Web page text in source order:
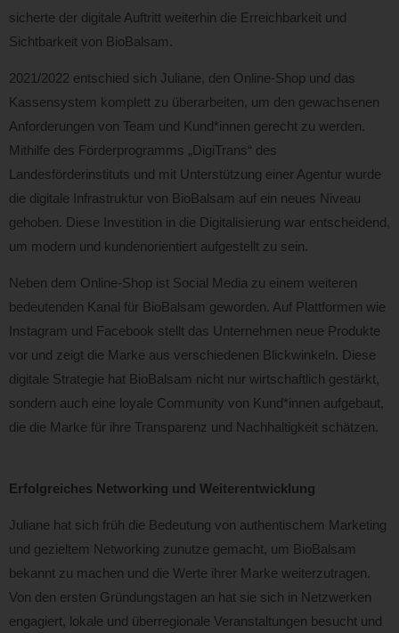
sicherte der digitale Auftritt weiterhin die Erreichbarkeit und
Sichtbarkeit von BioBalsam.
2021/2022 entschied sich Juliane, den Online-Shop und das
Kassensystem komplett zu überarbeiten, um den gewachsenen
Anforderungen von Team und Kund*innen gerecht zu werden.
Mithilfe des Förderprogramms „DigiTrans“ des
Landesförderinstituts und mit Unterstützung einer Agentur wurde
die digitale Infrastruktur von BioBalsam auf ein neues Niveau
gehoben. Diese Investition in die Digitalisierung war entscheidend,
um modern und kundenorientiert aufgestellt zu sein.
Neben dem Online-Shop ist Social Media zu einem weiteren
bedeutenden Kanal für BioBalsam geworden. Auf Plattformen wie
Instagram und Facebook stellt das Unternehmen neue Produkte
vor und zeigt die Marke aus verschiedenen Blickwinkeln. Diese
digitale Strategie hat BioBalsam nicht nur wirtschaftlich gestärkt,
sondern auch eine loyale Community von Kund*innen aufgebaut,
die die Marke für ihre Transparenz und Nachhaltigkeit schätzen.
Erfolgreiches Networking und Weiterentwicklung
Juliane hat sich früh die Bedeutung von authentischem Marketing
und gezieltem Networking zunutze gemacht, um BioBalsam
bekannt zu machen und die Werte ihrer Marke weiterzutragen.
Von den ersten Gründungstagen an hat sie sich in Netzwerken
engagiert, lokale und überregionale Veranstaltungen besucht und